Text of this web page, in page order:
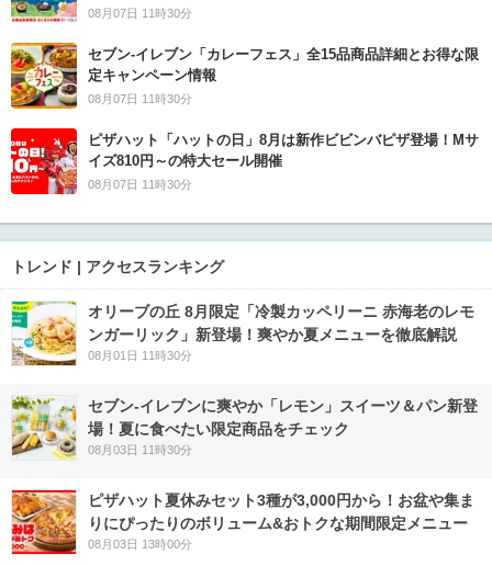
08月07日 11時30分
セブン‐イレブン「カレーフェス」全15品商品詳細とお得な限
定キャンペーン情報
08月07日 11時30分
ピザハット「ハットの日」8月は新作ビビンバピザ登場！Mサ
イズ810円～の特大セール開催
08月07日 11時30分
トレンド | アクセスランキング
オリーブの丘 8月限定「冷製カッペリーニ 赤海老のレモ
ンガーリック」新登場！爽やか夏メニューを徹底解説
08月01日 11時30分
セブン‐イレブンに爽やか「レモン」スイーツ＆パン新登
場！夏に食べたい限定商品をチェック
08月03日 11時30分
ピザハット夏休みセット3種が3,000円から！お盆や集ま
りにぴったりのボリューム&おトクな期間限定メニュー
08月03日 13時00分